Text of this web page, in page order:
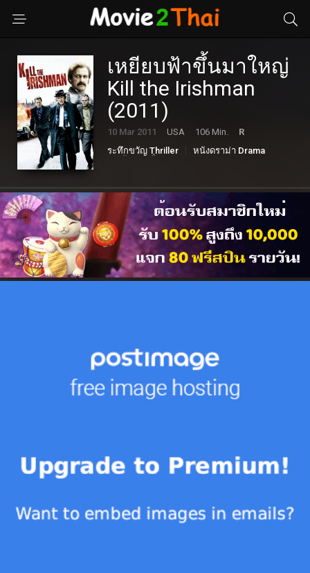
เหยียบฟ้าขึ้นมาใหญ่
Kill the Irishman
(2011)
10 Mar 2011 USA 106 Min.
R
ระทึกขวัญ Thriller
หนังดราม่า Drama